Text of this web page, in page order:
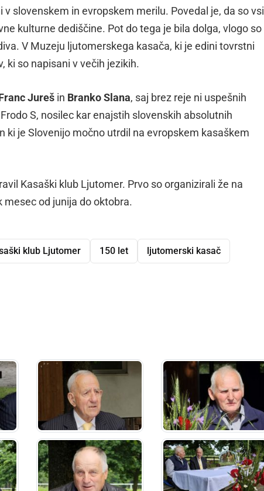
v slovenskem in evropskem merilu. Povedal je, da so vsi
kulturne dediščine. Pot do tega je bila dolga, vlogo so
V Muzeju ljutomerskega kasača, ki je edini tovrstni
ki so napisani v večih jezikih.
Jureš in Branko Slana, saj brez reje ni uspešnih
S, nosilec kar enajstih slovenskih absolutnih
ki je Slovenijo močno utrdil na evropskem kasaškem
Kasaški klub Ljutomer. Prvo so organizirali že na
mesec od junija do oktobra.
klub Ljutomer 150 let ljutomerski kasač